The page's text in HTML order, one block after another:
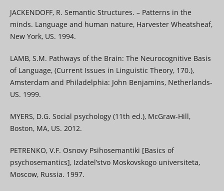
JACKENDOFF, R. Semantic Structures. – Patterns in the
minds. Language and human nature, Harvester Wheatsheaf,
New York, US. 1994.
LAMB, S.M. Pathways of the Brain: The Neurocognitive Basis
of Language, (Current Issues in Linguistic Theory, 170.),
Amsterdam and Philadelphia: John Benjamins, Netherlands-
US. 1999.
MYERS, D.G. Social psychology (11th ed.), McGraw-Hill,
Boston, MA, US. 2012.
PETRENKO, V.F. Osnovy Psihosemantiki [Basics of
psychosemantics], Izdatel’stvo Moskovskogo universiteta,
Moscow, Russia. 1997.